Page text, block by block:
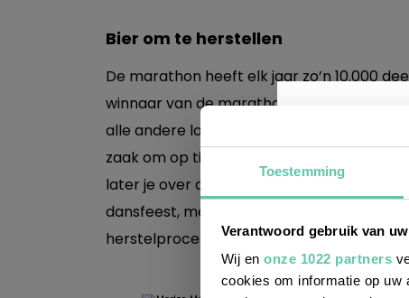
Toestemming
Verantwoord gebruik van
Wij en onze 1022 partners
cookies om informatie op uw
Bier om te herstellen
De marathon heeft elk jaar zo’n 10.000
winnaar van de marathon gaat zoals
alle andere lopers is er een T-shirt,
zaak om op tijd binnen te komen, want de
later je over de streep komt, hoe minder
dansfeest, met uiteraard weer veel wijn.
herstelproces.”